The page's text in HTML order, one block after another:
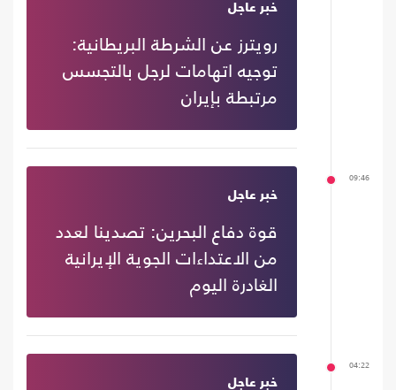
خبر عاجل
رويترز عن الشرطة البريطانية:
توجيه اتهامات لرجل بالتجسس
مرتبطة بإيران
09:46
خبر عاجل
قوة دفاع البحرين: تصدينا لعدد
من الاعتداءات الجوية الإيرانية
الغادرة اليوم
04:22
خبر عاجل